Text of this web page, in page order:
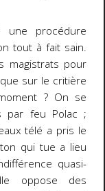
procédure
tout à fait sain.
magistrats pour
sur le critière
? On se
par feu Polac ;
télé a pris le
qui tue a lieu
quasi-
oppose des